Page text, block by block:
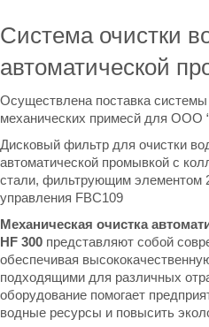
Система очистки
автоматической
Осуществлена поставка
механических примесй для ООО
Дисковый фильтр для очистки
автоматической промывкой с
стали, фильтрующим элементом
управления FBC109
Механическая очистка
HF 300 представляют собой
обеспечивая
подходящими для различных
оборудование помогает
водные ресурсы и повысить